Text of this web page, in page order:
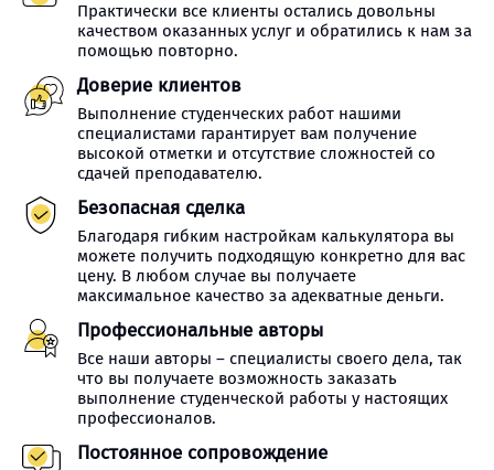
Практически все клиенты остались довольны
качеством оказанных услуг и обратились к нам за
помощью повторно.
Доверие клиентов
Выполнение студенческих работ нашими
специалистами гарантирует вам получение
высокой отметки и отсутствие сложностей со
сдачей преподавателю.
Безопасная сделка
Благодаря гибким настройкам калькулятора вы
можете получить подходящую конкретно для вас
цену. В любом случае вы получаете
максимальное качество за адекватные деньги.
Профессиональные авторы
Все наши авторы – специалисты своего дела, так
что вы получаете возможность заказать
выполнение студенческой работы у настоящих
профессионалов.
Постоянное сопровождение